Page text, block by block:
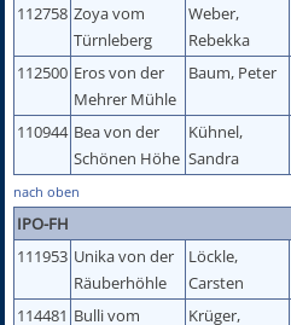
112758 Zoya vom
Türnleberg
Weber,
Rebekka
112500 Eros von der
Mehrer Mühle
Baum, Peter
110944 Bea von der
Schönen Höhe
Kühnel,
Sandra
nach oben
IPO-FH
111953 Unika von der
Räuberhöhle
Löckle,
Carsten
114481 Bulli vom Krüger,